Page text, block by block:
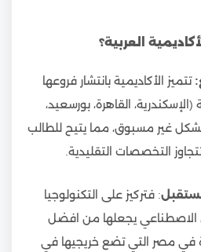
العربية؟
تتميز الأكاديمية بانتشار فروعها
القاهرة، بورسعيد،
بشكل غير مسبوق، مما يتيح للطالب
التخصصات التقليدية.
: فتركيز على التكنولوجيا
الاصطناعي يجعلها من افضل
في مصر التي تضع خريجيها في